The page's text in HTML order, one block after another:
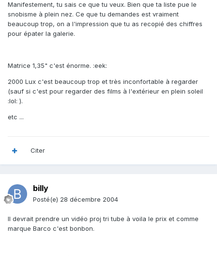
Manifestement, tu sais ce que tu veux. Bien que ta liste pue le
snobisme à plein nez. Ce que tu demandes est vraiment
beaucoup trop, on a l'impression que tu as recopié des chiffres
pour épater la galerie.
Matrice 1,35" c'est énorme. :eek:
2000 Lux c'est beaucoup trop et très inconfortable à regarder
(sauf si c'est pour regarder des films à l'extérieur en plein soleil
:lol: ).
etc ...
Citer
billy
Posté(e) 28 décembre 2004
Il devrait prendre un vidéo proj tri tube à voila le prix et comme
marque Barco c'est bonbon.